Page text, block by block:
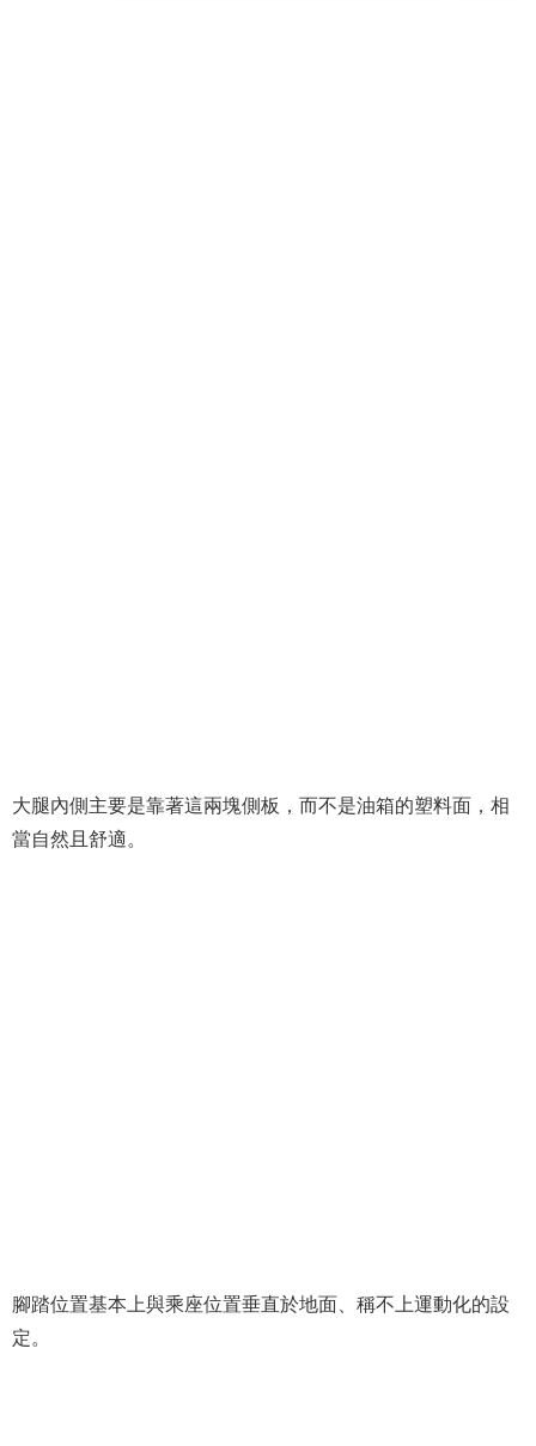
大腿內側主要是靠著這兩塊側板，而不是油箱的塑料面，相
當自然且舒適。
腳踏位置基本上與乘座位置垂直於地面、稱不上運動化的設
定。